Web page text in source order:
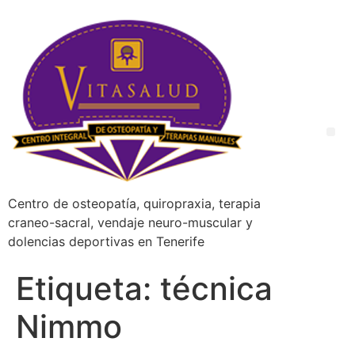
Centro de osteopatía, quiropraxia, terapia
craneo-sacral, vendaje neuro-muscular y
dolencias deportivas en Tenerife
Etiqueta: técnica
Nimmo